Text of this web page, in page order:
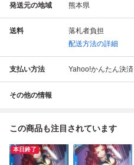
発送元の地域 熊本県
送料
落札者負担
配送方法の詳細
支払い方法 Yahoo!かんたん決済
その他の情報
この商品も注目されています
本日終了